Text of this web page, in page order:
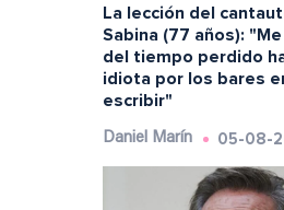
La lección del
Sabina (77 años):
del tiempo perdido
idiota por los bares
escribir"
Daniel Marín 05-08-